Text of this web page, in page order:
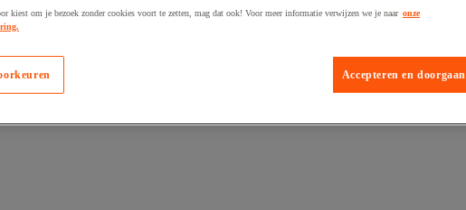
kiest om je bezoek zonder cookies voort te zetten, mag dat ook! Voor meer informatie verwijzen we je naar onze
Accepteren en doorgaan